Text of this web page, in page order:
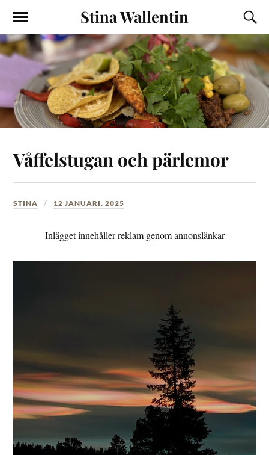
Stina Wallentin
Våffelstugan och pärlemor
STINA 12 JANUARI, 2025
Inlägget innehåller reklam genom annonslänkar